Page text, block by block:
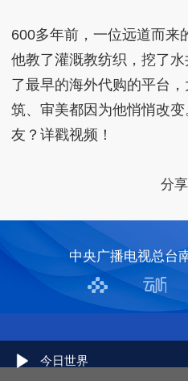
600多年前，一位远道而来
他教了灌溉教纺织，挖了
了最早的海外代购的平台
筑、审美都因为他悄悄改
友？详戳视频！
分享
今日世界
中央广播电视总台